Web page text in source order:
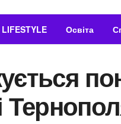
LIFESTYLE Освіта